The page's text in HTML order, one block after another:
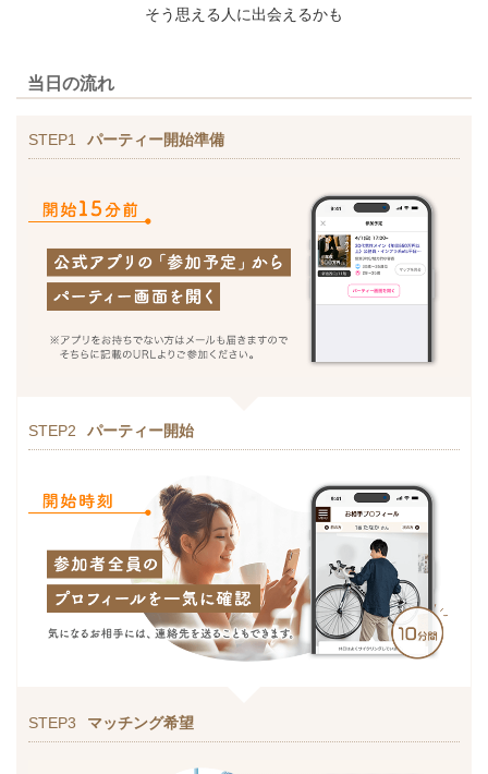
そう思える人に出会えるかも
当日の流れ
STEP1 パーティー開始準備
STEP2 パーティー開始
STEP3 マッチング希望